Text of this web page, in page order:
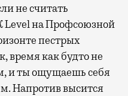
не считать
на Профсоюзной
пестрых
время как будто не
и ты ощущаешь себя
м. Напротив высится